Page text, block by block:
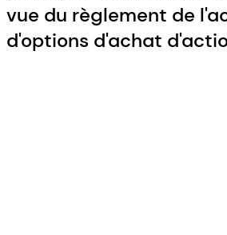
vue du règlement de
d'options d'achat